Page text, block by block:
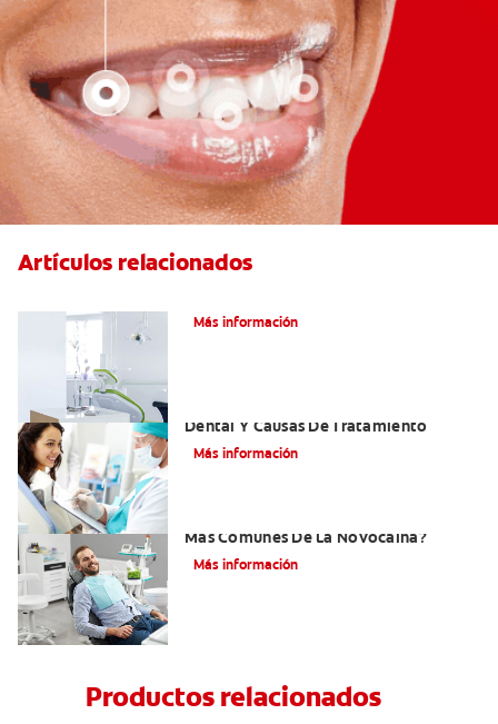
Artículos relacionados
Más información
Dental Y Causas De Tratamiento
Más información
Más Comunes De La Novocaína?
Más información
Productos relacionados